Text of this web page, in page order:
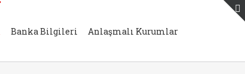
Banka Bilgileri Anlaşmalı Kurumlar